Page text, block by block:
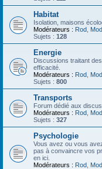
Habitat
Isolation, maisons
Modérateurs : Rod
Sujets : 128
Energie
Discussions traitant
efficacité.
Modérateurs : Rod
Sujets : 800
Transports
Forum dédié aux
Modérateurs : Rod
Sujets : 327
Psychologie
Vous avez ou vous
pas à convaincre vos
en ici.
Modérateurs : Rod